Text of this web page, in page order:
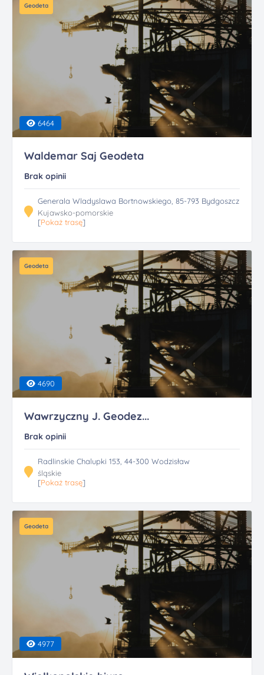
Geodeta
6464
Waldemar Saj Geodeta
Brak opinii
Generala Wladyslawa Bortnowskiego, 85-793 Bydgoszcz
Kujawsko-pomorskie
[Pokaż trasę]
Geodeta
4690
Wawrzyczny J. Geodez...
Brak opinii
Radlinskie Chalupki 153, 44-300 Wodzisław
śląskie
[Pokaż trasę]
Geodeta
4977